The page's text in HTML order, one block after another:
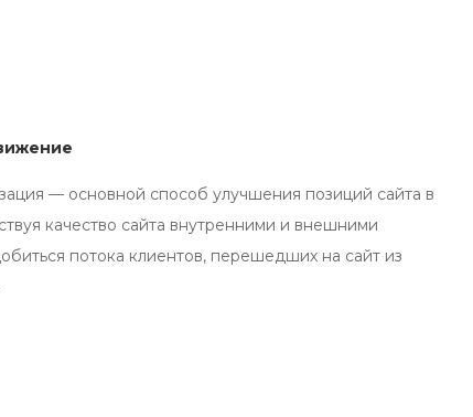
— основной способ улучшения позиций сайта в
качество сайта внутренними и внешними
потока клиентов, перешедших на сайт из